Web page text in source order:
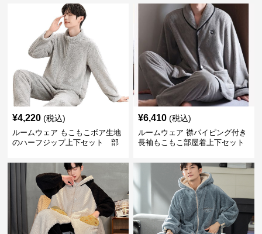
¥4,220 (税込)
ルームウェア もこもこボア生地
のハーフジップ上下セット 部
¥6,410 (税込)
ルームウェア 襟パイピング付き
長袖もこもこ部屋着上下セット